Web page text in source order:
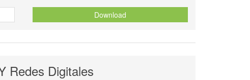
Download
Redes Digitales